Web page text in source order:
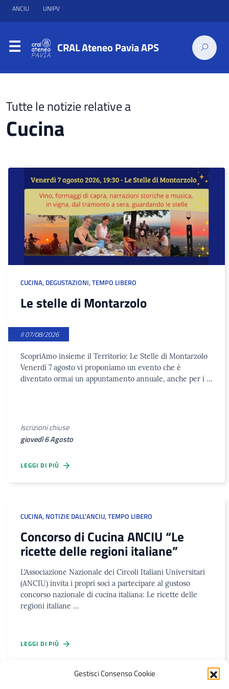
Gestisci Consenso Cookie
ANCIU UNIPV
CRAL Ateneo Pavia APS
Tutte le notizie relative a
Cucina
CUCINA, DEGUSTAZIONI,TEMPO LIBERO
Le stelle di Montarzolo
Il 07/08/2026
ScopriAmo insieme il Territorio: Le Stelle di Montarzolo
Venerdì 7 agosto vi proponiamo un evento che è
diventato ormai un appuntamento annuale, anche per i …
Iscrizioni chiuse
giovedì 6 Agosto
LEGGI DI PIÙ
CUCINA, NOTIZIE DALL'ANCIU,TEMPO LIBERO
Concorso di Cucina ANCIU “Le
ricette delle regioni italiane”
L’Associazione Nazionale dei Circoli Italiani Universitari
(ANCIU) invita i propri soci a partecipare al gustoso
concorso nazionale di cucina italiana: Le ricette delle
regioni italiane …
LEGGI DI PIÙ